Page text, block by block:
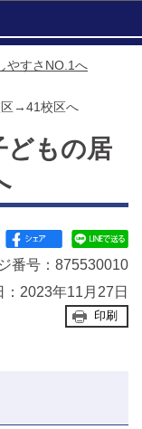
やすさNO.1へ
区→41校区へ
どもの居
番号：875530010
：2023年11月27日
印刷